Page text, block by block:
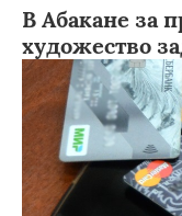
В Абакане за
художество